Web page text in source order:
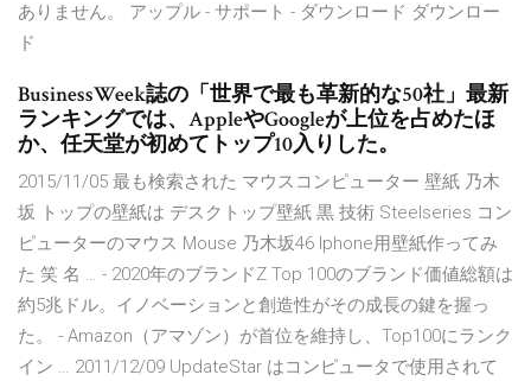
ありません。 アップル - サポート - ダウンロード ダウンロー
ド
BusinessWeek誌の「世界で最も革新的な50社」最新
ランキングでは、AppleやGoogleが上位を占めたほ
か、任天堂が初めてトップ10入りした。
2015/11/05 最も検索された マウスコンピューター 壁紙 乃木
坂 トップの壁紙は デスクトップ壁紙 黒 技術 Steelseries コン
ピューターのマウス Mouse 乃木坂46 Iphone用壁紙作ってみ
た 笑 名 … - 2020年のブランドZ Top 100のブランド価値総額は
約5兆ドル。イノベーションと創造性がその成長の鍵を握っ
た。 - Amazon（アマゾン）が首位を維持し、Top100にランク
イン … 2011/12/09 UpdateStar はコンピュータで使用されて